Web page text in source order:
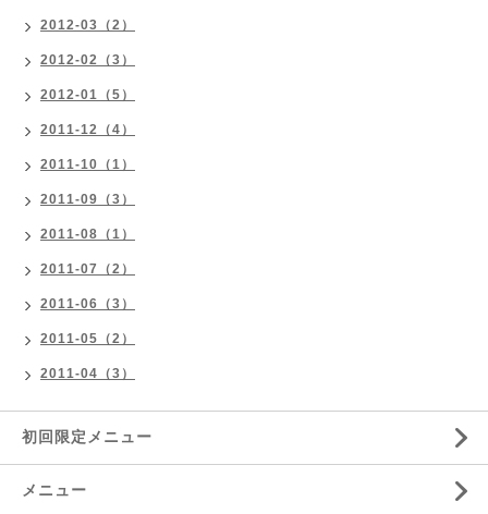
2012-03（2）
2012-02（3）
2012-01（5）
2011-12（4）
2011-10（1）
2011-09（3）
2011-08（1）
2011-07（2）
2011-06（3）
2011-05（2）
2011-04（3）
初回限定メニュー
メニュー